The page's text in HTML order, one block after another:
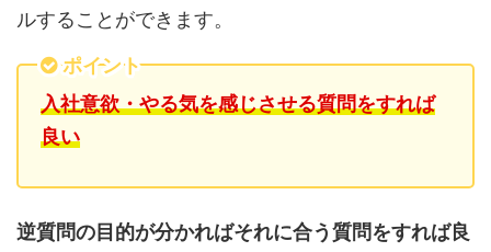
ルすることができます。
ポイント
入社意欲・やる気を感じさせる質問をすれば
良い
逆質問の目的が分かればそれに合う質問をすれば良